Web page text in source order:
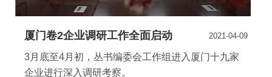
厦门卷2企业调研工作全面启动 2021-04-09
3月底至4月初，丛书编委会工作组进入厦门十九家
企业进行深入调研考察。